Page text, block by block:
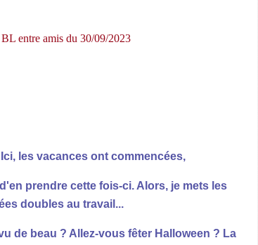
les vacances ont commencées,
prendre cette fois-ci. Alors, je mets les
doubles au travail...
de beau ? Allez-vous fêter Halloween ? La